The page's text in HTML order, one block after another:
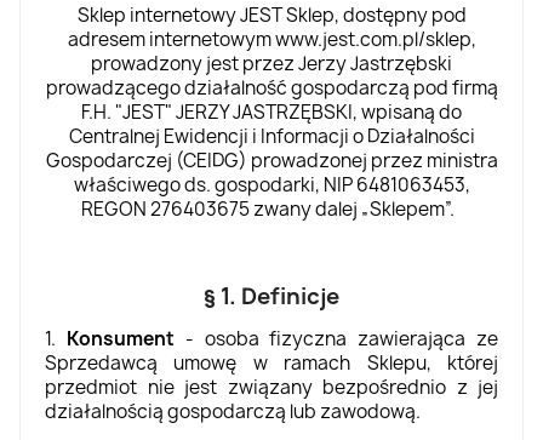
Sklep internetowy JEST Sklep, dostępny pod
adresem internetowym www.jest.com.pl/sklep,
prowadzony jest przez Jerzy Jastrzębski
prowadzącego działalność gospodarczą pod firmą
F.H. "JEST" JERZY JASTRZĘBSKI, wpisaną do
Centralnej Ewidencji i Informacji o Działalności
Gospodarczej (CEIDG) prowadzonej przez ministra
właściwego ds. gospodarki, NIP 6481063453,
REGON 276403675 zwany dalej „Sklepem”.
§ 1. Definicje
1. Konsument - osoba fizyczna zawierająca ze
Sprzedawcą umowę w ramach Sklepu, której
przedmiot nie jest związany bezpośrednio z jej
działalnością gospodarczą lub zawodową.